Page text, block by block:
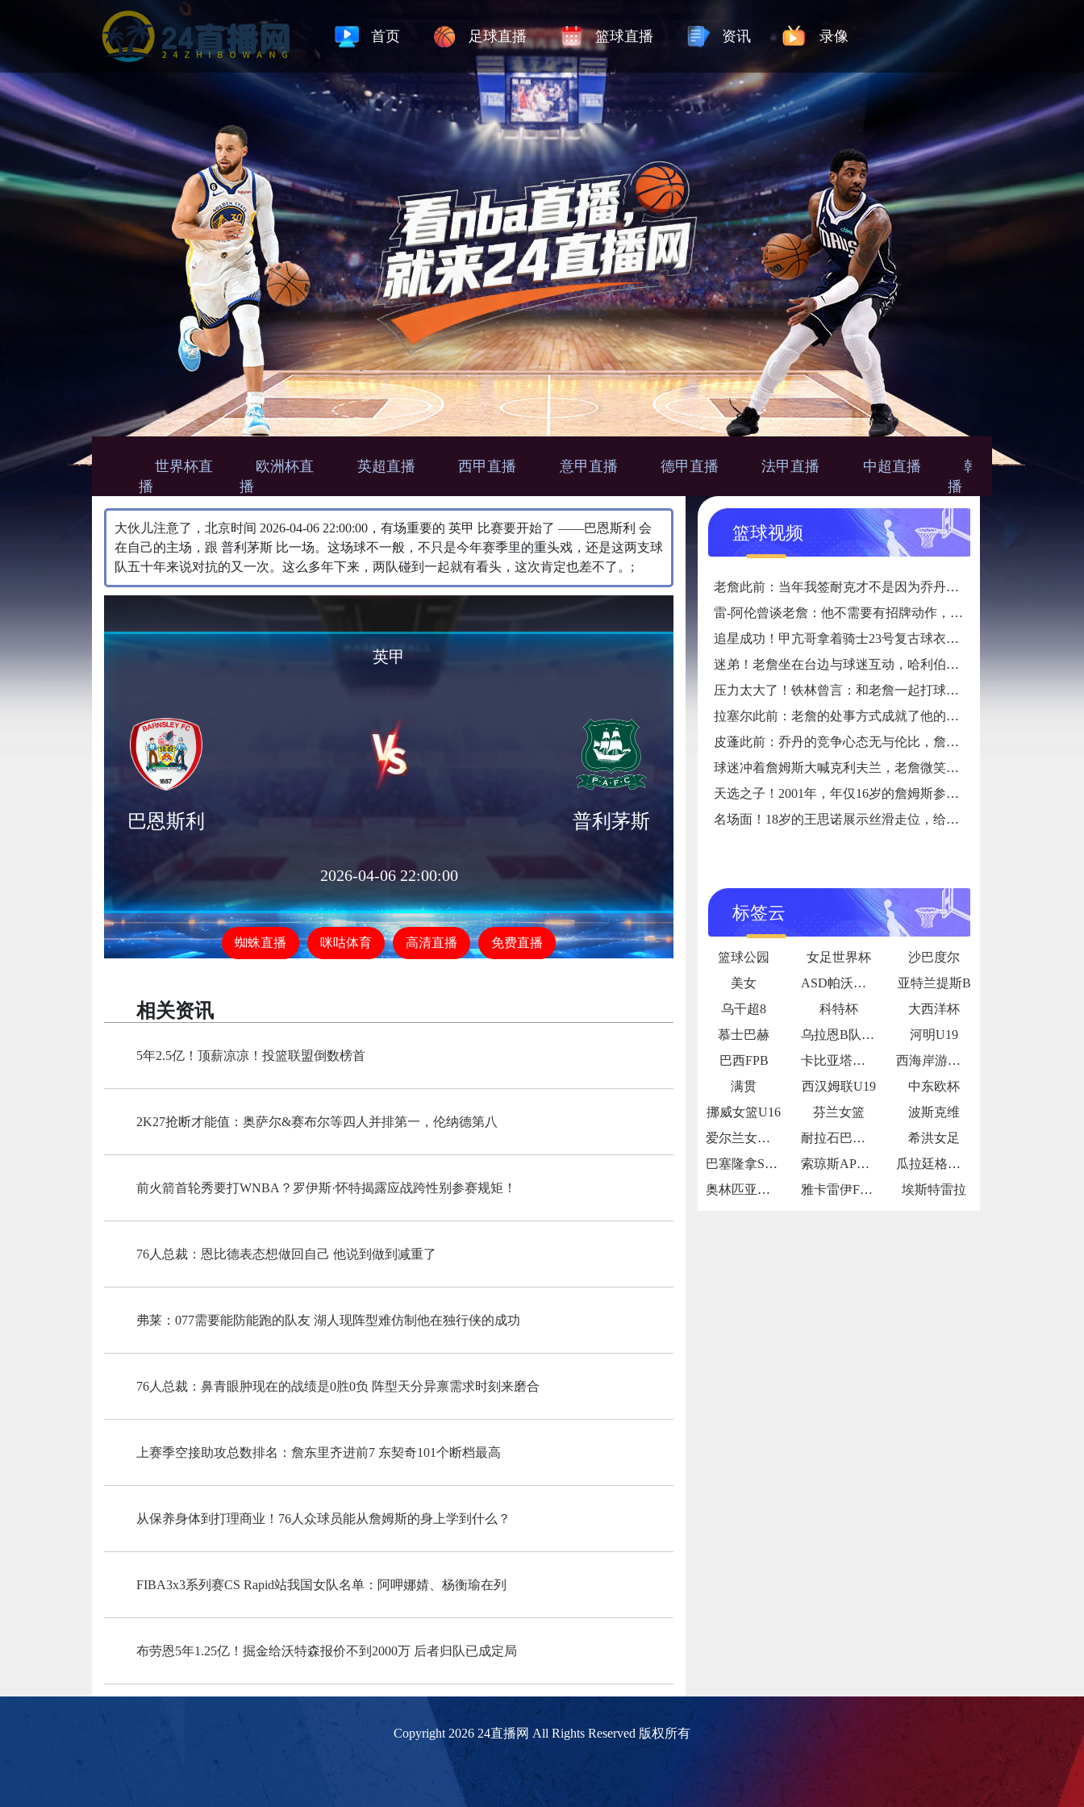
首页 足球直播 篮球直播 资讯 录像
世界杯直
播
欧洲杯直
播
英超直播 西甲直播 意甲直播 德甲直播 法甲直播 中超直播
韩篮甲直
播
大伙儿注意了，北京时间 2026-04-06 22:00:00，有场重要的 英甲 比赛要开始了 ——巴恩斯利 会
在自己的主场，跟 普利茅斯 比一场。​这场球不一般，不只是今年赛季里的重头戏，还是这两支球
队五十年来说对抗的又一次。这么多年下来，两队碰到一起就有看头，这次肯定也差不了。;
英甲
巴恩斯利 普利茅斯
2026-04-06 22:00:00
蜘蛛直播 咪咕体育 高清直播 免费直播
相关资讯
5年2.5亿！顶薪凉凉！投篮联盟倒数榜首
2K27抢断才能值：奥萨尔&赛布尔等四人并排第一，伦纳德第八
前火箭首轮秀要打WNBA？罗伊斯·怀特揭露应战跨性别参赛规矩！
76人总裁：恩比德表态想做回自己 他说到做到减重了
弗莱：077需要能防能跑的队友 湖人现阵型难仿制他在独行侠的成功
76人总裁：鼻青眼肿现在的战绩是0胜0负 阵型天分异禀需求时刻来磨合
上赛季空接助攻总数排名：詹东里齐进前7 东契奇101个断档最高
从保养身体到打理商业！76人众球员能从詹姆斯的身上学到什么？
FIBA3x3系列赛CS Rapid站我国女队名单：阿呷娜婧、杨衡瑜在列
布劳恩5年1.25亿！掘金给沃特森报价不到2000万 后者归队已成定局
篮球视频
老詹此前：当年我签耐克才不是因为乔丹，而是7年9000万天价合同
雷-阿伦曾谈老詹：他不需要有招牌动作，直接碾压对手就行
追星成功！甲亢哥拿着骑士23号复古球衣找詹姆斯要签名
迷弟！老詹坐在台边与球迷互动，哈利伯顿一脸崇拜地看着
压力太大了！铁林曾言：和老詹一起打球是馈赠，也是困扰
拉塞尔此前：老詹的处事方式成就了他的伟大，他是没有缺点的球员
皮蓬此前：乔丹的竞争心态无与伦比，詹姆斯和他没有可比性
球迷冲着詹姆斯大喊克利夫兰，老詹微笑着小抿一口香槟
天选之子！2001年，年仅16岁的詹姆斯参加阿迪达斯的训练营
名场面！18岁的王思诺展示丝滑走位，给登哥看得一愣一愣的
标签云
篮球公园 女足世界杯
沙巴度尔
美女
ASD帕沃内塞
亚特兰提斯B
乌干超8
科特杯
大西洋杯
慕士巴赫
乌拉恩B队U19
河明U19
巴西FPB
卡比亚塔公牛
西海岸游骑兵女足
满贯
西汉姆联U19
中东欧杯
挪威女篮U16
芬兰女篮
波斯克维
爱尔兰女篮U16
耐拉石巴勒鲁普
希洪女足
巴塞隆拿SP青年队
索琼斯AP青年队
瓜拉廷格塔U20
奥林匹亚青年队
雅卡雷伊FCU20 埃斯特雷拉
Copyright 2026 24直播网 All Rights Reserved 版权所有